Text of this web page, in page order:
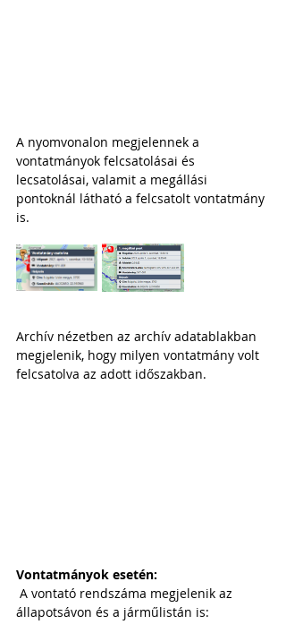
A nyomvonalon megjelennek a
vontatmányok felcsatolásai és
lecsatolásai, valamit a megállási
pontoknál látható a felcsatolt vontatmány
is.
Archív nézetben az archív adatablakban
megjelenik, hogy milyen vontatmány volt
felcsatolva az adott időszakban.
Vontatmányok esetén:
állapotsávon és a járműlistán is: